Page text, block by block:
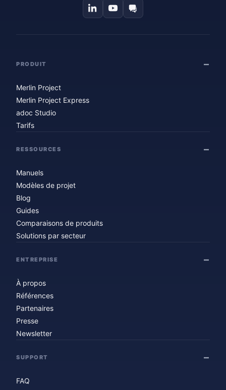
PRODUIT
Merlin Project
Merlin Project Express
adoc Studio
Tarifs
RESSOURCES
Manuels
Modèles de projet
Blog
Guides
Comparaisons de produits
Solutions par secteur
ENTREPRISE
À propos
Références
Partenaires
Presse
Newsletter
SUPPORT
FAQ